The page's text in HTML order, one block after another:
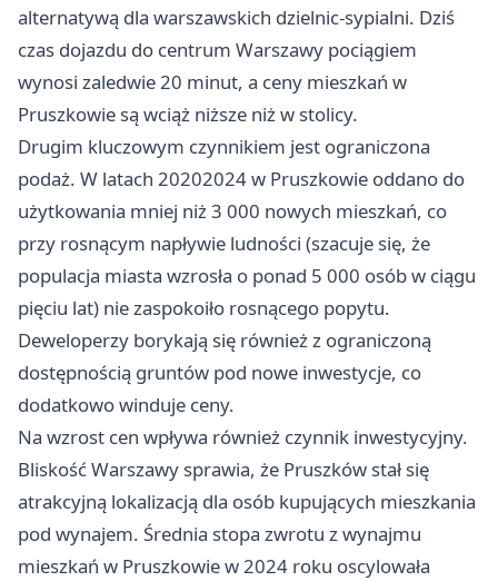
alternatywą dla warszawskich dzielnic-sypialni. Dziś
czas dojazdu do centrum Warszawy pociągiem
wynosi zaledwie 20 minut, a ceny mieszkań w
Pruszkowie są wciąż niższe niż w stolicy.
Drugim kluczowym czynnikiem jest ograniczona
podaż. W latach 20202024 w Pruszkowie oddano do
użytkowania mniej niż 3 000 nowych mieszkań, co
przy rosnącym napływie ludności (szacuje się, że
populacja miasta wzrosła o ponad 5 000 osób w ciągu
pięciu lat) nie zaspokoiło rosnącego popytu.
Deweloperzy borykają się również z ograniczoną
dostępnością gruntów pod nowe inwestycje, co
dodatkowo winduje ceny.
Na wzrost cen wpływa również czynnik inwestycyjny.
Bliskość Warszawy sprawia, że Pruszków stał się
atrakcyjną lokalizacją dla osób kupujących mieszkania
pod wynajem. Średnia stopa zwrotu z wynajmu
mieszkań w Pruszkowie w 2024 roku oscylowała